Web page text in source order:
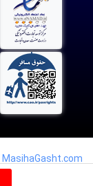
MasihaGasht.com